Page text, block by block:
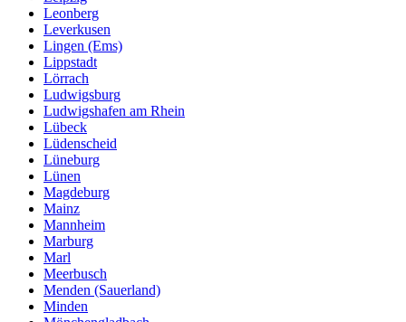
Leonberg
Leverkusen
Lingen (Ems)
Lippstadt
Lörrach
Ludwigsburg
Ludwigshafen am Rhein
Lübeck
Lüdenscheid
Lüneburg
Lünen
Magdeburg
Mainz
Mannheim
Marburg
Marl
Meerbusch
Menden (Sauerland)
Minden